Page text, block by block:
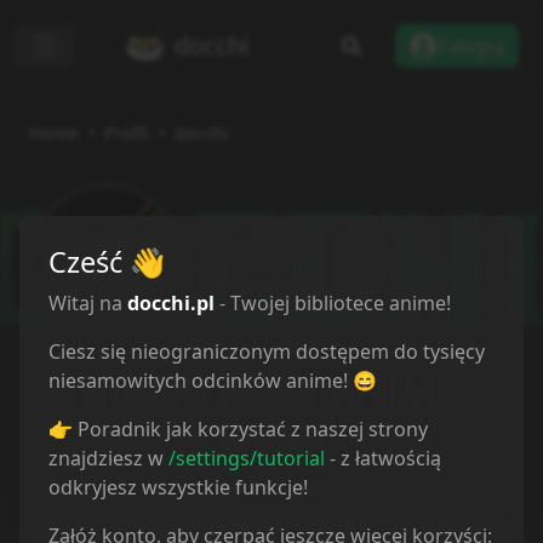
Przegląd
Lista anime
Społeczność
Recenzje
Cześć 👋
Witaj na docchi.pl - Twojej bibliotece anime!
Ciesz się nieograniczonym dostępem do tysięcy
niesamowitych odcinków anime! 😄
👉 Poradnik jak korzystać z naszej strony
znajdziesz w/settings/tutorial - z łatwością
odkryjesz wszystkie funkcje!
Załóż konto, aby czerpać jeszcze więcej korzyści: